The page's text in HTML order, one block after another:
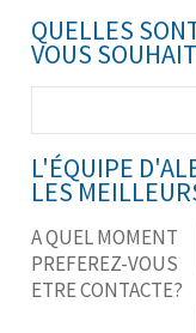
QUELLES
VOUS
L'ÉQUIPE
LES
A QUEL MOMENT
PREFEREZ-VOUS
ETRE CONTACTE?